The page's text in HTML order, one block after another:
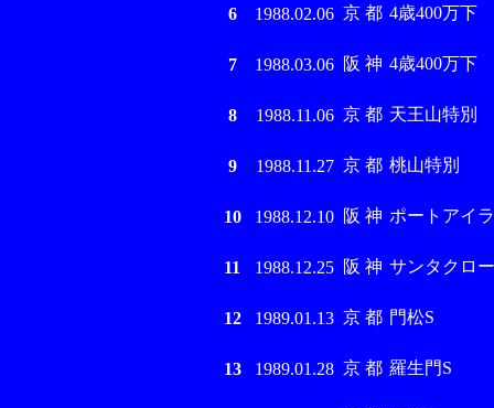
6 1988.02.06 京 都 4歳400万下
7 1988.03.06 阪 神 4歳400万下
8 1988.11.06 京 都 天王山特別
9 1988.11.27 京 都 桃山特別
10 1988.12.10 阪 神 ポートアイ
11 1988.12.25 阪 神 サンタクロ
12 1989.01.13 京 都 門松S
13 1989.01.28 京 都 羅生門S